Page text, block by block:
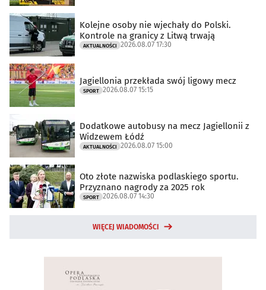
Kolejne osoby nie wjechały do Polski.
Kontrole na granicy z Litwą trwają
AKTUALNOŚCI 2026.08.07 17:30
Jagiellonia przekłada swój ligowy mecz
SPORT 2026.08.07 15:15
Dodatkowe autobusy na mecz Jagiellonii z
Widzewem Łódź
AKTUALNOŚCI 2026.08.07 15:00
Oto złote nazwiska podlaskiego sportu.
Przyznano nagrody za 2025 rok
SPORT 2026.08.07 14:30
WIĘCEJ WIADOMOŚCI